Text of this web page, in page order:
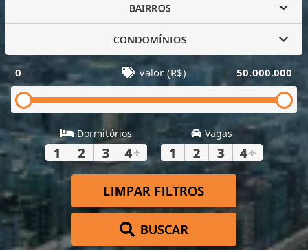
BAIRROS
CONDOMÍNIOS
0 Valor (R$) 50.000.000
Dormitórios
1 2 3 4+
Vagas
1 2 3 4+
LIMPAR FILTROS
BUSCAR